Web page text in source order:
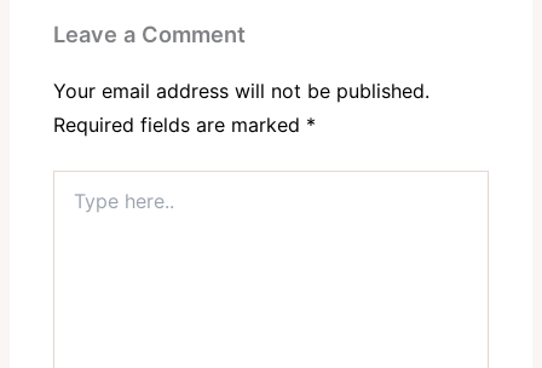
Leave a Comment
Your email address will not be published.
Required fields are marked *
here..